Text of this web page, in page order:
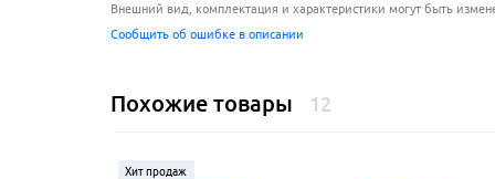
Внешний вид, комплектация и характеристики могут быть
Сообщить об ошибке в описании
Похожие товары 12
Хит продаж